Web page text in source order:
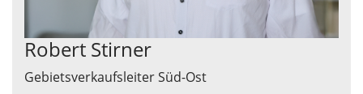
Robert Stirner
Gebietsverkaufsleiter Süd-Ost